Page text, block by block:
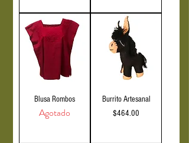
Blusa Rombos
Agotado
Burrito Artesanal
Precio
$464.00